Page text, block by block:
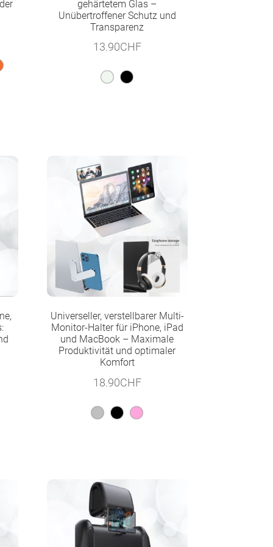
gehärtetem Glas –
Unübertroffener Schutz und
Transparenz
13.90CHF
Universeller, verstellbarer Multi-
Monitor-Halter für iPhone, iPad
und MacBook – Maximale
Produktivität und optimaler
Komfort
18.90CHF